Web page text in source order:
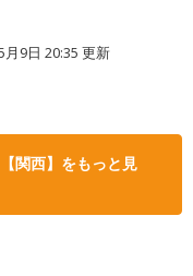
月9日 20:35 更新
関西】をもっと見